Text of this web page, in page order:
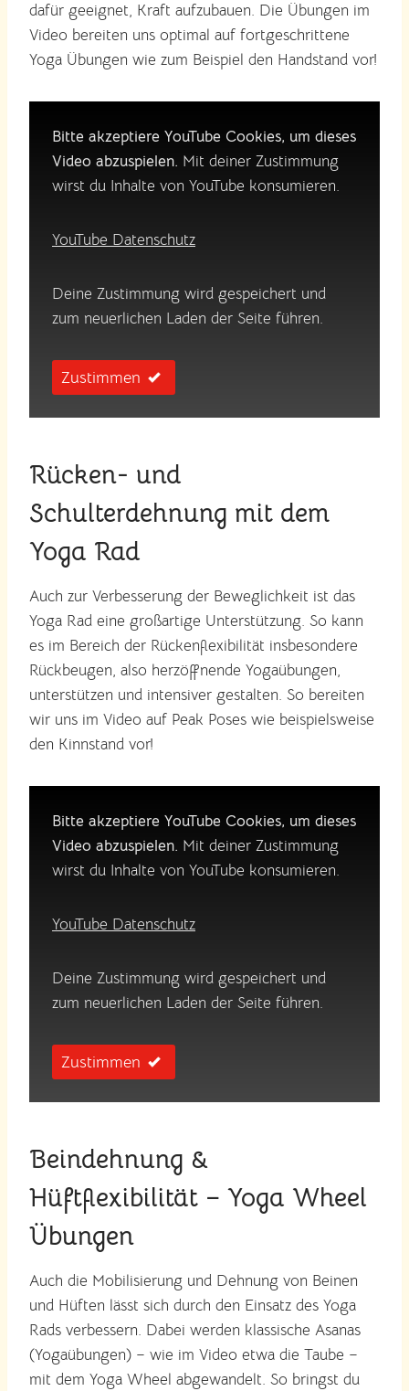
dafür geeignet, Kraft aufzubauen. Die Übungen im
Video bereiten uns optimal auf fortgeschrittene
Yoga Übungen wie zum Beispiel den Handstand vor!
Bitte akzeptiere YouTube Cookies, um dieses
Video abzuspielen. Mit deiner Zustimmung
wirst du Inhalte von YouTube konsumieren.
YouTube Datenschutz
Deine Zustimmung wird gespeichert und
zum neuerlichen Laden der Seite führen.
Zustimmen
Rücken- und
Schulterdehnung mit dem
Yoga Rad
Auch zur Verbesserung der Beweglichkeit ist das
Yoga Rad eine großartige Unterstützung. So kann
es im Bereich der Rückenflexibilität insbesondere
Rückbeugen, also herzöffnende Yogaübungen,
unterstützen und intensiver gestalten. So bereiten
wir uns im Video auf Peak Poses wie beispielsweise
den Kinnstand vor!
Bitte akzeptiere YouTube Cookies, um dieses
Video abzuspielen. Mit deiner Zustimmung
wirst du Inhalte von YouTube konsumieren.
YouTube Datenschutz
Deine Zustimmung wird gespeichert und
zum neuerlichen Laden der Seite führen.
Zustimmen
Beindehnung &
Hüftflexibilität – Yoga Wheel
Übungen
Auch die Mobilisierung und Dehnung von Beinen
und Hüften lässt sich durch den Einsatz des Yoga
Rads verbessern. Dabei werden klassische Asanas
(Yogaübungen) – wie im Video etwa die Taube –
mit dem Yoga Wheel abgewandelt. So bringst du